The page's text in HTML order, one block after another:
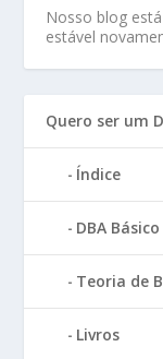
Nosso blog
estável
Quero ser um
Índice
DBA Básico
Teoria de
Livros